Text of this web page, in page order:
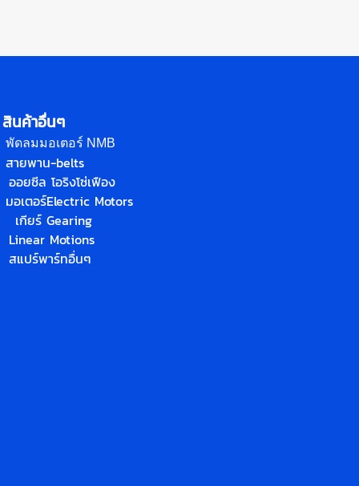
สินค้าอื่นๆ
พัดลมมอเตอร์ NMB
สายพาน-belts
ออยซีล โอริงโซ่เฟือง
มอเตอร์Electric Motors
เกียร์ Gearing
Linear Motions
สแปร์พาร์ทอื่นๆ